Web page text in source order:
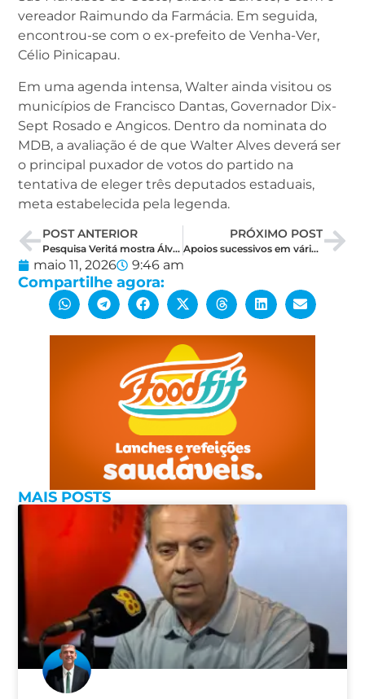
vereador Raimundo da Farmácia. Em seguida,
encontrou-se com o ex-prefeito de Venha-Ver,
Célio Pinicapau.
Em uma agenda intensa, Walter ainda visitou os
municípios de Francisco Dantas, Governador Dix-
Sept Rosado e Angicos. Dentro da nominata do
MDB, a avaliação é de que Walter Alves deverá ser
o principal puxador de votos do partido na
tentativa de eleger três deputados estaduais,
meta estabelecida pela legenda.
POST ANTERIOR
Pesquisa Veritá mostra Álvaro assumindo liderança e Styvenson perdendo a força
PRÓXIMO POST
Apoios sucessivos em várias cidades fortalecem nome de Dr. Bernardo
maio 11, 2026 9:46 am
Compartilhe agora:
MAIS POSTS